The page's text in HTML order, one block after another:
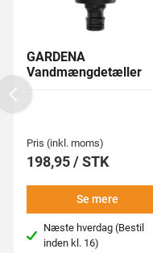
GARDENA
Vandmængdetæller
Pris (inkl. moms)
198,95 / STK
Se mere
Næste hverdag (Bestil
inden kl. 16)
Previous